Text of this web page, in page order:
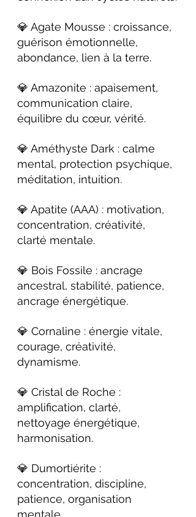
💎 Agate Mousse : croissance,
guérison émotionnelle,
abondance, lien à la terre.
💎 Amazonite : apaisement,
communication claire,
équilibre du cœur, vérité.
💎 Améthyste Dark : calme
mental, protection psychique,
méditation, intuition.
💎 Apatite (AAA) : motivation,
concentration, créativité,
clarté mentale.
💎 Bois Fossile : ancrage
ancestral, stabilité, patience,
ancrage énergétique.
💎 Cornaline : énergie vitale,
courage, créativité,
dynamisme.
💎 Cristal de Roche :
amplification, clarté,
nettoyage énergétique,
harmonisation.
💎 Dumortiérite :
concentration, discipline,
patience, organisation
mentale.